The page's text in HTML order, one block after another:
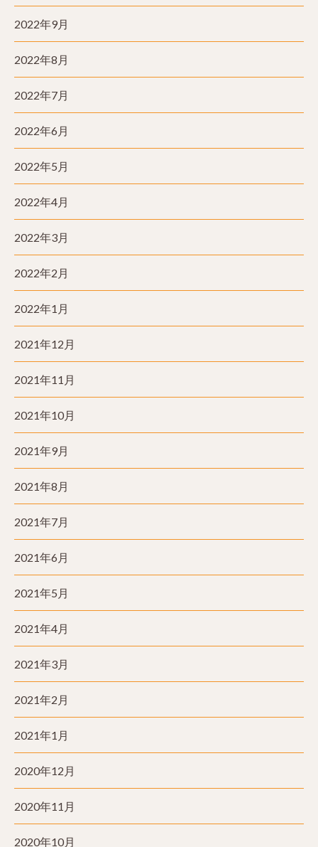
2022年9月
2022年8月
2022年7月
2022年6月
2022年5月
2022年4月
2022年3月
2022年2月
2022年1月
2021年12月
2021年11月
2021年10月
2021年9月
2021年8月
2021年7月
2021年6月
2021年5月
2021年4月
2021年3月
2021年2月
2021年1月
2020年12月
2020年11月
2020年10月